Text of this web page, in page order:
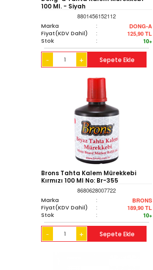
100 Ml. - Siyah
8801456152112
Marka
: DONG-A
Fiyat(KDV Dahil) : 125,90 TL
Stok : 10+
- + Sepete Ekle
Brons Tahta Kalem Mürekkebi
Kırmızı 100 Ml No: Br-355
8680628007722
Marka
: BRONS
Fiyat(KDV Dahil) : 189,90 TL
Stok : 10+
- + Sepete Ekle